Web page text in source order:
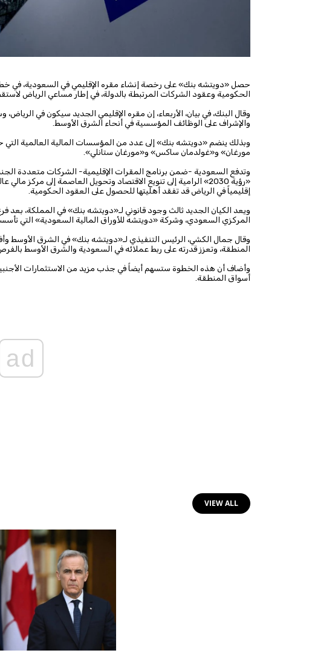
حصل «دويتشه بنك» على رخصة إنشاء مقره الإقليمي في السعودية، في
الحكومية وعقود الشركات المرتبطة بالدولة، في إطار مساعي الرياض
وقال البنك، في بيان، الأربعاء، إن مقره الإقليمي الجديد سيكون في الرياض،
والإشراف على الوظائف المؤسسية في أنحاء الشرق الأوسط.
وبذلك ينضم «دويتشه بنك» إلى عدد من المؤسسات المالية العالمية
مورغان» و«غولدمان ساكس» و«مورغان ستانلي».
وتدفع السعودية -ضمن برنامج المقرات الإقليمية- الشركات متعددة
«رؤية 2030» الرامية إلى تنويع الاقتصاد وتحويل العاصمة إلى
إقليمياً في الرياض قد تفقد أهليتها للحصول على العقود الحكومية.
المركزي السعودي، وشركة «دويتشه للأوراق المالية السعودية» التي تأسست عام 2007، وتخضع لإشراف هيئة
وقال جمال الكشي، الرئيس التنفيذي لـ«دويتشه بنك» في الشرق الأوسط
المنطقة، وتعزز قدرته على ربط عملائه في السعودية والشرق الأوسط بالفرص
وأضاف أن هذه الخطوة ستسهم أيضاً في جذب مزيد من الاستثمارات
أسواق المنطقة.
ad
VIEW ALL